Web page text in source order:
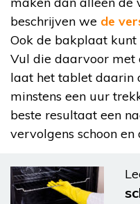
beschrijven we de
Ook de bakplaat
Vul die daarvoor
laat het tablet daarin
minstens een uur
beste resultaat een
vervolgens schoon en